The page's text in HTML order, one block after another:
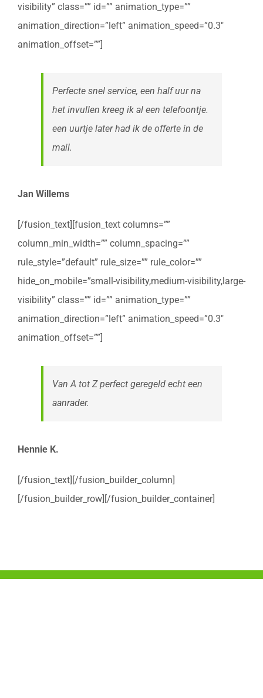
visibility” class=”” id=”” animation_type=””
animation_direction=”left” animation_speed=”0.3″
animation_offset=””]
Perfecte snel service, een half uur na
het invullen kreeg ik al een telefoontje.
een uurtje later had ik de offerte in de
mail.
Jan Willems
[/fusion_text][fusion_text columns=””
column_min_width=”” column_spacing=””
rule_style=”default” rule_size=”” rule_color=””
hide_on_mobile=”small-visibility,medium-visibility,large-
visibility” class=”” id=”” animation_type=””
animation_direction=”left” animation_speed=”0.3″
animation_offset=””]
Van A tot Z perfect geregeld echt een
aanrader.
Hennie K.
[/fusion_text][/fusion_builder_column]
[/fusion_builder_row][/fusion_builder_container]